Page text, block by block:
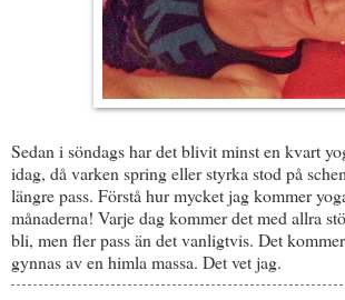
Sedan i söndags har det blivit minst en kvart
idag, då varken spring eller styrka stod på
längre pass. Förstå hur mycket jag kommer
månaderna! Varje dag kommer det med allra
bli, men fler pass än det vanligtvis. Det
gynnas av en himla massa. Det vet jag.